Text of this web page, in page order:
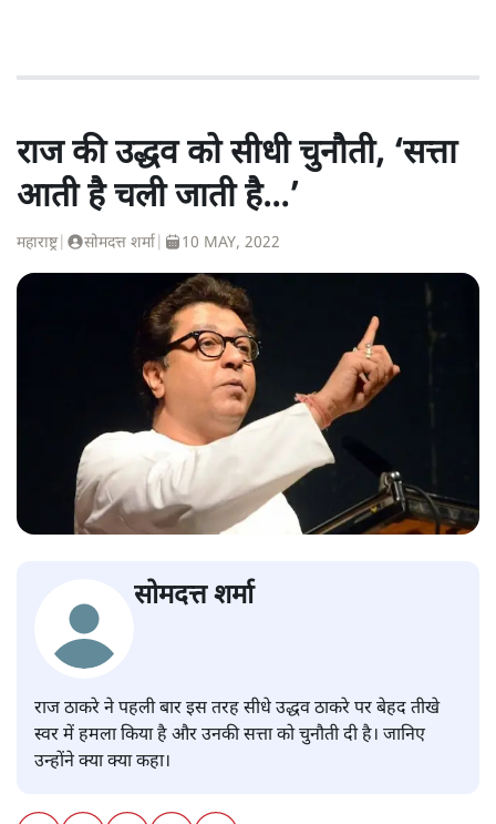
राज की उद्धव को सीधी चुनौती, ‘सत्ता
आती है चली जाती है…’
महाराष्ट्र| सोमदत्त शर्मा 10 MAY, 2022
सोमदत्त शर्मा
राज ठाकरे ने पहली बार इस तरह सीधे उद्धव ठाकरे पर बेहद तीखे
स्वर में हमला किया है और उनकी सत्ता को चुनौती दी है। जानिए
उन्होंने क्या क्या कहा।